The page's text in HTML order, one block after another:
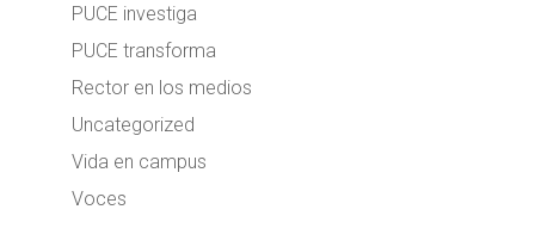
PUCE investiga
PUCE transforma
Rector en los medios
Uncategorized
Vida en campus
Voces